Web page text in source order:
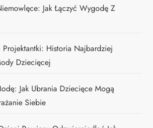
Jak Łączyć Wygodę Z
Historia Najbardziej
Dziecięcej
Jak Ubrania Dziecięce Mogą
Siebie